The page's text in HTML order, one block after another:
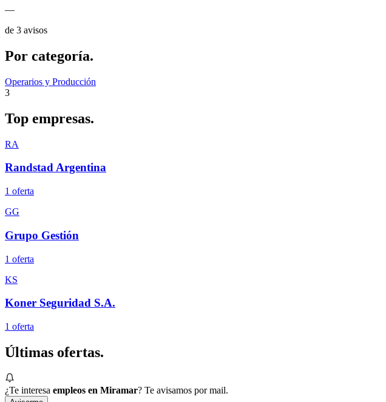
—
de 3 avisos
Por categoría.
Operarios y Producción
3
Top empresas.
RA
Randstad Argentina
1 oferta
GG
Grupo Gestión
1 oferta
KS
Koner Seguridad S.A.
1 oferta
Últimas ofertas.
¿Te interesa empleos en Miramar? Te avisamos por mail.